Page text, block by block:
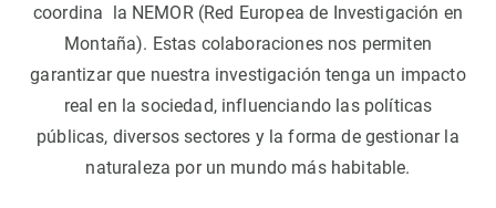
coordina la NEMOR (Red Europea de Investigación en
Montaña). Estas colaboraciones nos permiten
garantizar que nuestra investigación tenga un impacto
real en la sociedad, influenciando las políticas
públicas, diversos sectores y la forma de gestionar la
naturaleza por un mundo más habitable.